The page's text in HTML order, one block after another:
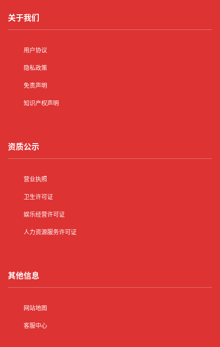
关于我们
用户协议
隐私政策
免责声明
知识产权声明
资质公示
营业执照
卫生许可证
娱乐经营许可证
人力资源服务许可证
其他信息
网站地图
客服中心